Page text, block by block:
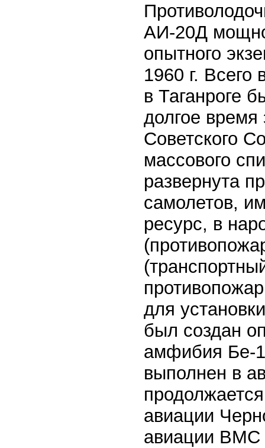
АИ-20Д
опытного
1960 г. Всего
в Таганроге
долгое
Советского
массового
развернута
самолетов,
ресурс, в
для
был создан
амфибия Бе-
выполнен в
авиации
авиации ВМС